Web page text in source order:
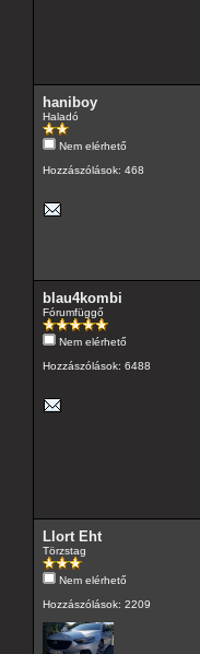
haniboy
Haladó
Nem elérhető
Hozzászólások: 468
blau4kombi
Fórumfüggő
Nem elérhető
Hozzászólások: 6488
Llort Eht
Törzstag
Nem elérhető
Hozzászólások: 2209